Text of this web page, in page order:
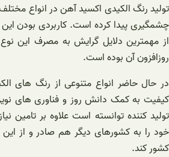
تولید رنگ الکیدی اکسید آهن در انواع
چشمگیری پیدا کرده است. کاربردی بودن این
از مهمترین دلایل گرایش به مصرف این
روزافزون آن بوده است.
در حال حاضر انواع متنوعی از رنگ های
کیفیت به کمک دانش روز و فناوری های
تولید کننده توانسته است علاوه بر تامین
خود را به کشورهای دیگر هم صادر و از این
کشور کند.